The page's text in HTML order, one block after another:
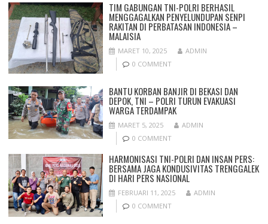
TIM GABUNGAN TNI-POLRI BERHASIL
MENGGAGALKAN PENYELUNDUPAN SENPI
RAKITAN DI PERBATASAN INDONESIA –
MALAISIA
MARET 10, 2025
ADMIN
0 COMMENT
BANTU KORBAN BANJIR DI BEKASI DAN
DEPOK, TNI – POLRI TURUN EVAKUASI
WARGA TERDAMPAK
MARET 5, 2025
ADMIN
0 COMMENT
HARMONISASI TNI-POLRI DAN INSAN PERS:
BERSAMA JAGA KONDUSIVITAS TRENGGALEK
DI HARI PERS NASIONAL
FEBRUARI 11, 2025
ADMIN
0 COMMENT